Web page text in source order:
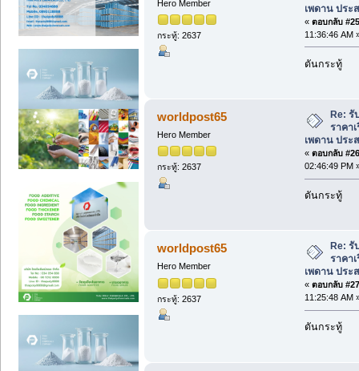
Hero Member
กระทู้: 2637
เพดาน ประ
« ตอบกลับ
11:36:46 AM
ดันกระทู้
worldpost65
Hero Member
กระทู้: 2637
Re:
ราคา
เพดาน ประ
« ตอบกลับ
02:46:49 PM
ดันกระทู้
worldpost65
Hero Member
กระทู้: 2637
Re:
ราคา
เพดาน ประ
« ตอบกลับ
11:25:48 AM
ดันกระทู้